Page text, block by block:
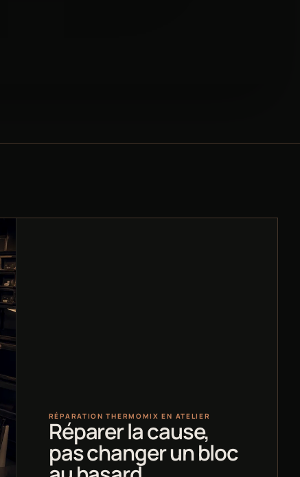
RÉPARATION THERMOMIX EN ATELIER
Réparer la cause,
pas changer un bloc